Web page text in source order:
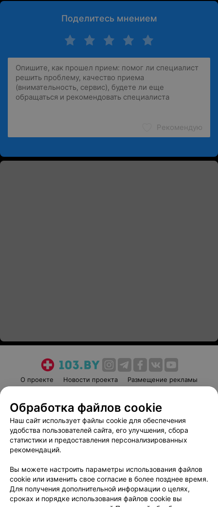
Поделитесь мнением
Рекомендую
О проекте Новости проекта
Размещение рекламы
Пользовательское соглашение
Способы оплаты
Вакансии
Партнеры
Написать руководителю 103.by
Обработка персональных данных
Обработка файлов cookie
Наш сайт использует файлы cookie для обеспечения
удобства пользователей сайта, его улучшения, сбора
статистики и предоставления персонализированных
рекомендаций.
Вы можете настроить параметры использования файлов
cookie или изменить свое согласие в более позднее время.
Для получения дополнительной информации о целях,
сроках и порядке использования файлов cookie вы